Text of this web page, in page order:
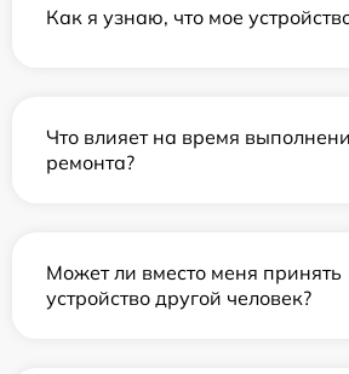
Как я узнаю, что мое
Что влияет на время
ремонта?
Может ли вместо меня принять
устройство другой человек?